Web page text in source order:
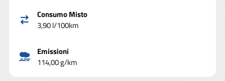
Consumo Misto
3,90 l/100km
Emissioni
114,00 g/km